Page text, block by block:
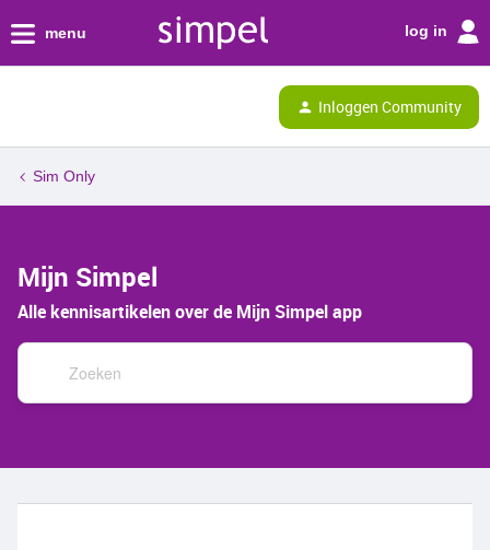
menu log in
Inloggen Community
Sim Only
Mijn Simpel
Alle kennisartikelen over de Mijn Simpel app